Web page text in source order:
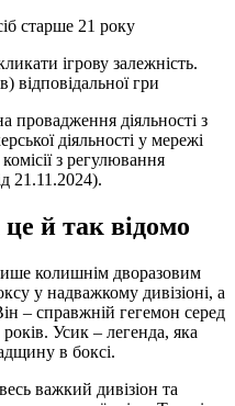
старше 21 року
ігрову залежність.
відповідальної гри
діяльності з
діяльності у мережі
з регулювання
21.11.2024).
й так відомо
колишнім дворазовим
у надважкому дивізіоні, а
– справжній гегемон серед
Усик – легенда, яка
в боксі.
важкий дивізіон та